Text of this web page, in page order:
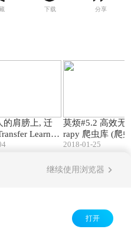
下载 分享
的肩膀上, 迁
Learnin
莫烦#5.2 高效无
rapy 爬虫库 (爬
ng 基础)
2018-01-25
继续使用浏览器
打开